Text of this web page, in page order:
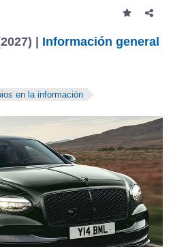
| Información general
en la información